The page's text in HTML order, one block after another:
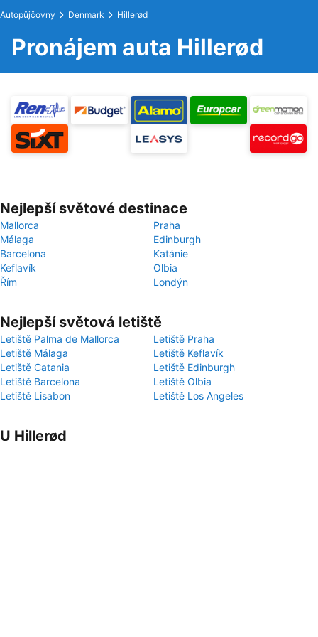
Autopůjčovny Denmark Hillerød
Pronájem auta Hillerød
Nejlepší světové destinace
Mallorca
Praha
Málaga
Edinburgh
Barcelona
Katánie
Keflavík
Olbia
Řím
Londýn
Nejlepší světová letiště
Letiště Palma de Mallorca
Letiště Praha
Letiště Málaga
Letiště Keflavík
Letiště Catania
Letiště Edinburgh
Letiště Barcelona
Letiště Olbia
Letiště Lisabon
Letiště Los Angeles
U Hillerød